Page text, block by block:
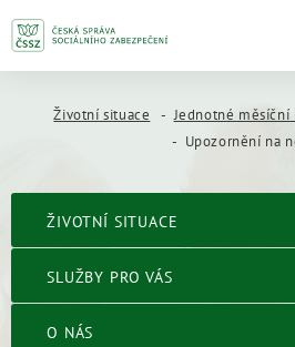
Životní situace Jednotné měsíční hlášení zaměstnavatele
Upozornění na nesprávný postup některých zaměstnavatelů při určení datové schránky v rámci podání – Registrace
ŽIVOTNÍ SITUACE
SLUŽBY PRO VÁS
O NÁS